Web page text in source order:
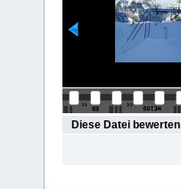
Diese Datei bewerten